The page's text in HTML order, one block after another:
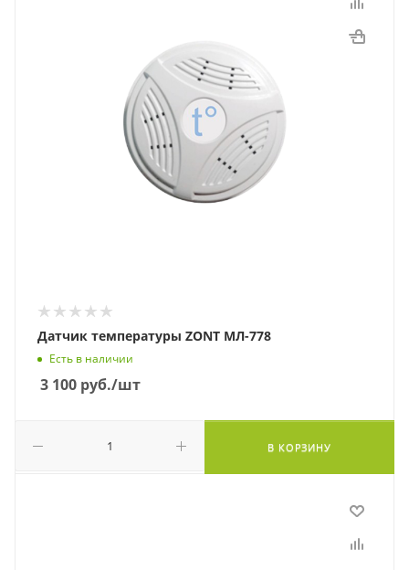
Датчик температуры ZONT МЛ-778
Есть в наличии
3 100 руб./шт
В КОРЗИНУ